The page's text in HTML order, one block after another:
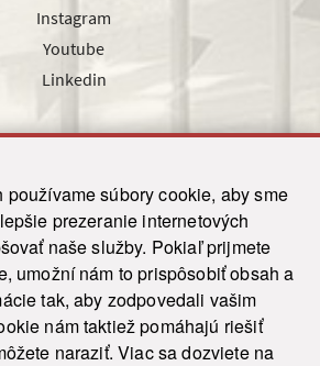
používame súbory cookie, aby sme
prezeranie internetových
naše služby. Pokiaľ prijmete
umožní nám to prispôsobiť obsah a
tak, aby zodpovedali vašim
nám taktiež pomáhajú riešiť
naraziť. Viac sa dozviete na
Instagram
Youtube
Linkedin
Odoslať